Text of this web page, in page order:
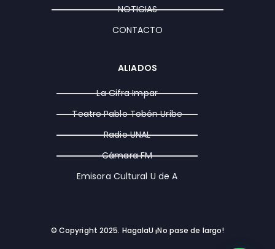
NOTICIAS
CONTACTO
ALIADOS
La Cifra Impar
Teatro Pablo Tobón Uribe
Radio UNAL
Cámara FM
Emisora Cultural U de A
© Copyright 2025. HagalaU ¡No pase de largo!